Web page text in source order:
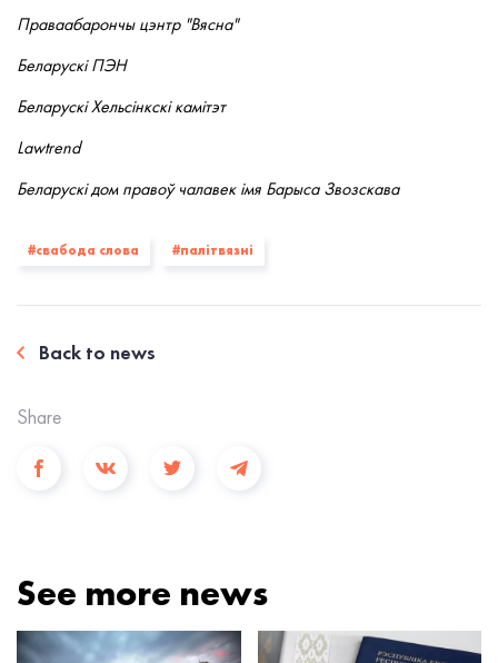
Праваабарончы цэнтр "Вясна"
Беларускі ПЭН
Беларускі Хельсінкскі камітэт
Lawtrend
Беларускі дом правоў чалавек імя Барыса Звозскава
#свабода слова #палiтвязнi
Back to news
Share
See more news